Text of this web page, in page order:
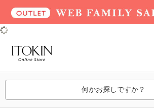
何かお探しですか？